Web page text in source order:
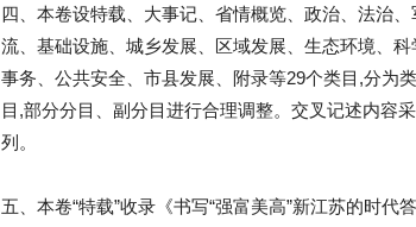
四、本卷设特载、大事记、省情概览、政治、法治
流、基础设施、城乡发展、区域发展、生态环境、
事务、公共安全、市县发展、附录等29个类目,分为
目,部分分目、副分目进行合理调整。交叉记述内容
列。
五、本卷“特载”收录《书写“强富美高”新江苏的时